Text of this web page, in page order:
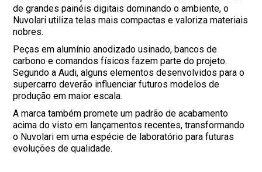
de grandes painéis digitais dominando o ambiente, o
Nuvolari utiliza telas mais compactas e valoriza materiais
nobres.
Peças em alumínio anodizado usinado, bancos de
carbono e comandos físicos fazem parte do projeto.
Segundo a Audi, alguns elementos desenvolvidos para o
supercarro deverão influenciar futuros modelos de
produção em maior escala.
A marca também promete um padrão de acabamento
acima do visto em lançamentos recentes, transformando
o Nuvolari em uma espécie de laboratório para futuras
evoluções de qualidade.